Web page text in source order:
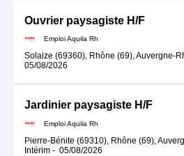
Ouvrier paysagiste H/F
Emploi Aquila Rh
Solaize (69360), Rhône (69), Auvergne-
05/08/2026
Jardinier paysagiste H/F
Emploi Aquila Rh
Pierre-Bénite (69310), Rhône (69),
Intérim - 05/08/2026